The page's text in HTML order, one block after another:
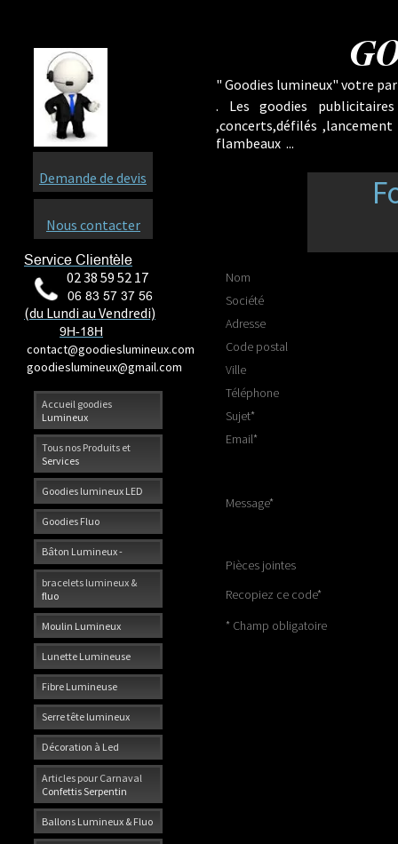
Accueil goodies
Lumineux
Tous nos Produits et
Services
Goodies lumineux LED
Goodies Fluo
Bâton Lumineux -
bracelets lumineux &
fluo
Moulin Lumineux
Lunette Lumineuse
Fibre Lumineuse
Serre tête lumineux
Décoration à Led
Articles pour Carnaval
Confettis Serpentin
Ballons Lumineux & Fluo
Service Clientèle
02 38 59 52 17
06 83 57 37 56
(du Lundi au Vendredi)
9H-18H
contact@goodieslumineux.com
goodieslumineux@gmail.com
Demande de devis
Nous contacter
" Goodies lumineux" votre
. Les goodies
,concerts,défilés
flambeaux ...
Nom
Société
Adresse
Code postal
Ville
Téléphone
Sujet*
Email*
Message*
Pièces jointes
Recopiez ce code*
* Champ obligatoire